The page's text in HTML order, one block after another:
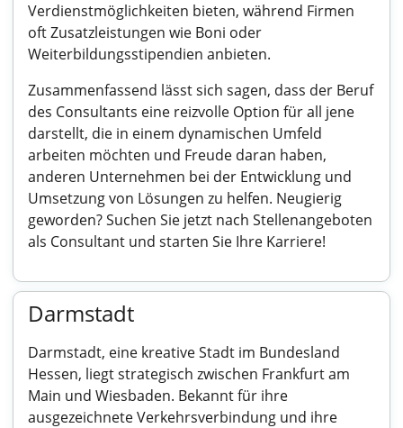
Verdienstmöglichkeiten bieten, während Firmen
oft Zusatzleistungen wie Boni oder
Weiterbildungsstipendien anbieten.
Zusammenfassend lässt sich sagen, dass der Beruf
des Consultants eine reizvolle Option für all jene
darstellt, die in einem dynamischen Umfeld
arbeiten möchten und Freude daran haben,
anderen Unternehmen bei der Entwicklung und
Umsetzung von Lösungen zu helfen. Neugierig
geworden? Suchen Sie jetzt nach Stellenangeboten
als Consultant und starten Sie Ihre Karriere!
Darmstadt
Darmstadt, eine kreative Stadt im Bundesland
Hessen, liegt strategisch zwischen Frankfurt am
Main und Wiesbaden. Bekannt für ihre
ausgezeichnete Verkehrsverbindung und ihre